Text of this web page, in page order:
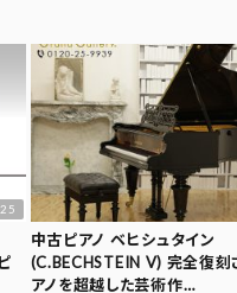
中古ピアノ ベヒシュタイン
(C.BECHSTEIN V) 完全復刻
アノを超越した芸術作…